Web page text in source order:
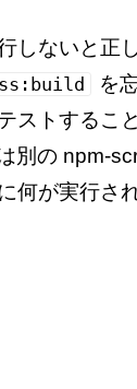
しないと正
を
ストするこ
別の npm-
何が実行さ